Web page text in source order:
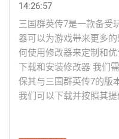
14:26:57
三国群英传7是一款备受
器可以为游戏带来更多
何使用修改器来定制和
下载和安装修改器 我们
保其与三国群英传7的版
我们可以下载并按照其